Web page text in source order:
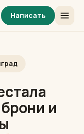
Написать
и